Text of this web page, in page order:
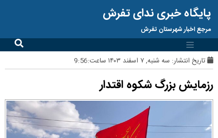
پایگاه خبری ندای تفرش
مرجع اخبار شهرستان تفرش
تاریخ انتشار: سه شنبه, ۷ اسفند ۱۴۰۳ ساعت:9:56
رزمایش بزرگ شکوه اقتدار